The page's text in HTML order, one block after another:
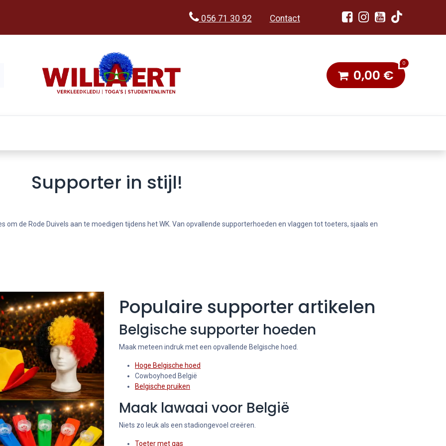
056 71 30 92 Contact
0
0,00 €
Supporter in stijl!
om de Rode Duivels aan te moedigen tijdens het WK. Van opvallende supporterhoeden en vlaggen tot toeters, sjaals en
Populaire supporter artikelen
Belgische supporter hoeden
Maak meteen indruk met een opvallende Belgische hoed.
Hoge Belgische hoed
Cowboyhoed België
Belgische pruiken
Maak lawaai voor België
Niets zo leuk als een stadiongevoel creëren.
Toeter met gas